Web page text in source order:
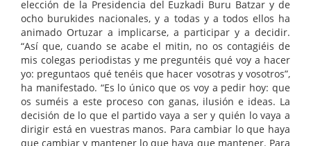
elección de la Presidencia del Euzkadi Buru Batzar y de
ocho burukides nacionales, y a todas y a todos ellos ha
animado Ortuzar a implicarse, a participar y a decidir.
“Así que, cuando se acabe el mitin, no os contagiéis de
mis colegas periodistas y me preguntéis qué voy a hacer
yo: preguntaos qué tenéis que hacer vosotras y vosotros”,
ha manifestado. “Es lo único que os voy a pedir hoy: que
os suméis a este proceso con ganas, ilusión e ideas. La
decisión de lo que el partido vaya a ser y quién lo vaya a
dirigir está en vuestras manos. Para cambiar lo que haya
que cambiar y mantener lo que haya que mantener. Para